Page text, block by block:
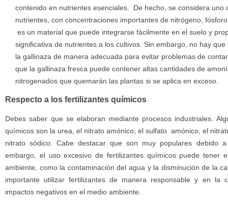
contenido en nutrientes esenciales. De hecho, se considera uno
nutrientes, con concentraciones importantes de nitrógeno,
es un material que puede integrarse fácilmente en el suelo y
significativa de nutrientes a los cultivos. Sin embargo, no hay
la gallinaza de manera adecuada para evitar problemas de
que la gallinaza fresca puede contener altas cantidades de
nitrogenados que quemarán las plantas si se aplica en exceso.
Respecto a los fertilizantes químicos
Debes saber que se elaboran mediante procesos industriales.
químicos son la urea, el nitrato amónico, el sulfato amónico, el
nitrato sódico. Cabe destacar que son muy populares debido
embargo, el uso excesivo de fertilizantes químicos puede tener
ambiente, como la contaminación del agua y la disminución de la
importante utilizar fertilizantes de manera responsable y en la
impactos negativos en el medio ambiente.